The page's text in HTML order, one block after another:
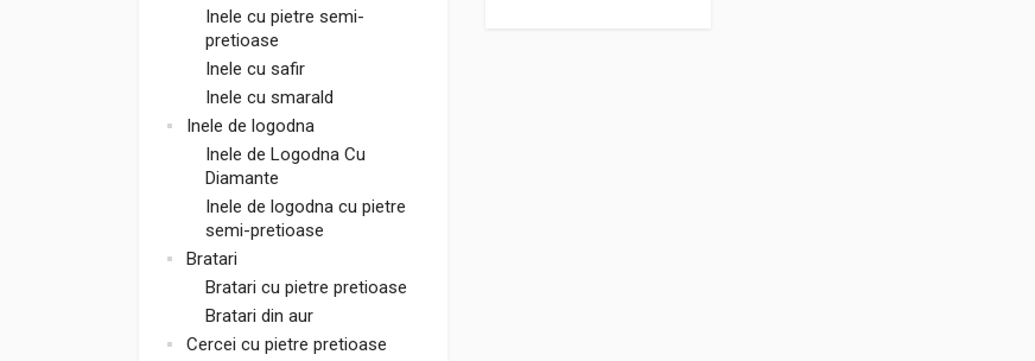
Inele cu pietre semi-
pretioase
Inele cu safir
Inele cu smarald
Inele de logodna
Inele de Logodna Cu
Diamante
Inele de logodna cu pietre
semi-pretioase
Bratari
Bratari cu pietre pretioase
Bratari din aur
Cercei cu pietre pretioase